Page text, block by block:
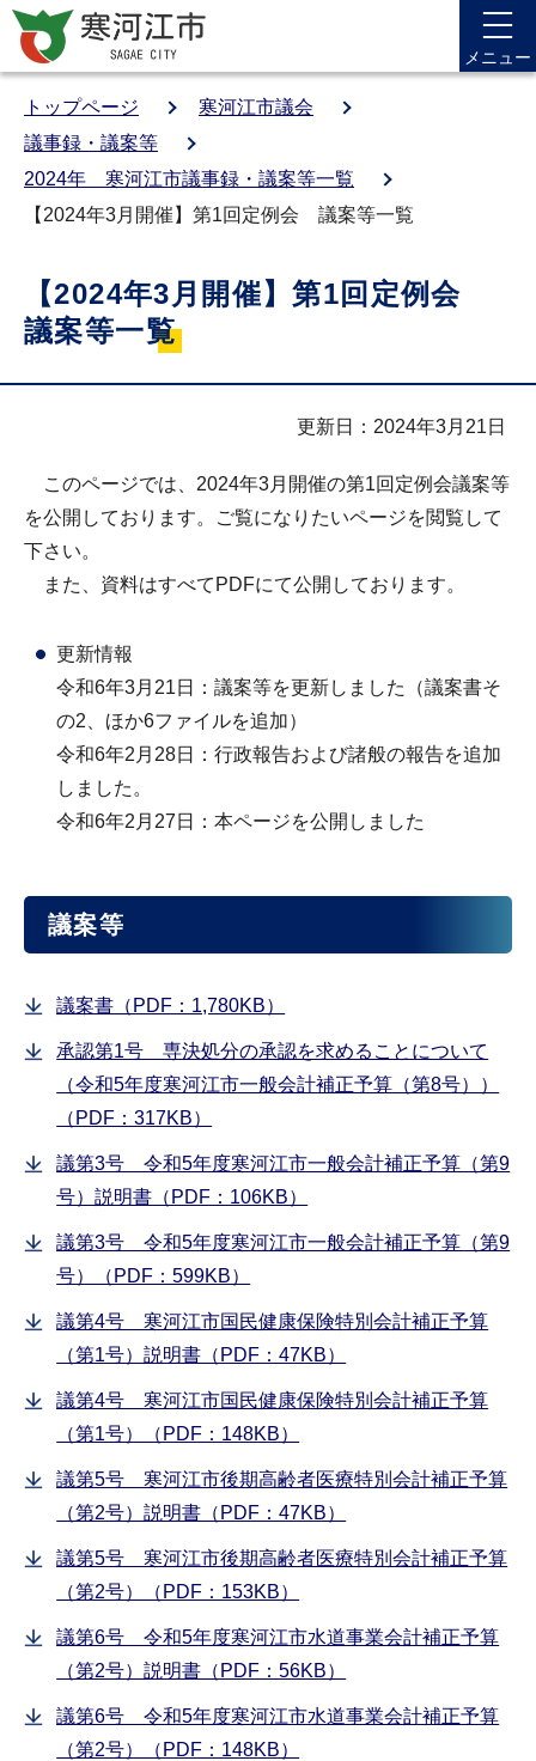
メニュー
トップページ
寒河江市議会
議事録・議案等
2024年 寒河江市議事録・議案等一覧
【2024年3月開催】第1回定例会 議案等一覧
【2024年3月開催】第1回定例会
議案等一覧
更新日：2024年3月21日
このページでは、2024年3月開催の第1回定例会議案等
を公開しております。ご覧になりたいページを閲覧して
下さい。
また、資料はすべてPDFにて公開しております。
更新情報
令和6年3月21日：議案等を更新しました（議案書そ
の2、ほか6ファイルを追加）
令和6年2月28日：行政報告および諸般の報告を追加
しました。
令和6年2月27日：本ページを公開しました
議案等
議案書（PDF：1,780KB）
承認第1号 専決処分の承認を求めることについて
（令和5年度寒河江市一般会計補正予算（第8号））
（PDF：317KB）
議第3号 令和5年度寒河江市一般会計補正予算（第9
号）説明書（PDF：106KB）
議第3号 令和5年度寒河江市一般会計補正予算（第9
号）（PDF：599KB）
議第4号 寒河江市国民健康保険特別会計補正予算
（第1号）説明書（PDF：47KB）
議第4号 寒河江市国民健康保険特別会計補正予算
（第1号）（PDF：148KB）
議第5号 寒河江市後期高齢者医療特別会計補正予算
（第2号）説明書（PDF：47KB）
議第5号 寒河江市後期高齢者医療特別会計補正予算
（第2号）（PDF：153KB）
議第6号 令和5年度寒河江市水道事業会計補正予算
（第2号）説明書（PDF：56KB）
議第6号 令和5年度寒河江市水道事業会計補正予算
（第2号）（PDF：148KB）